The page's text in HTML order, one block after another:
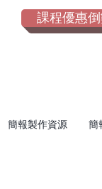
課程優惠
簡報製作資源 簡